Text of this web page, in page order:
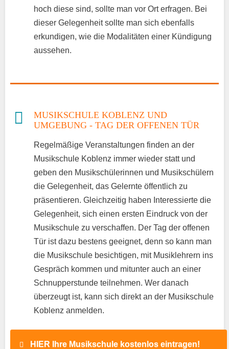
hoch diese sind, sollte man vor Ort erfragen. Bei
dieser Gelegenheit sollte man sich ebenfalls
erkundigen, wie die Modalitäten einer Kündigung
aussehen.
MUSIKSCHULE KOBLENZ UND
UMGEBUNG - TAG DER OFFENEN TÜR
Regelmäßige Veranstaltungen finden an der
Musikschule Koblenz immer wieder statt und
geben den Musikschülerinnen und Musikschülern
die Gelegenheit, das Gelernte öffentlich zu
präsentieren. Gleichzeitig haben Interessierte die
Gelegenheit, sich einen ersten Eindruck von der
Musikschule zu verschaffen. Der Tag der offenen
Tür ist dazu bestens geeignet, denn so kann man
die Musikschule besichtigen, mit Musiklehrern ins
Gespräch kommen und mitunter auch an einer
Schnupperstunde teilnehmen. Wer danach
überzeugt ist, kann sich direkt an der Musikschule
Koblenz anmelden.
HIER Ihre Musikschule kostenlos eintragen!